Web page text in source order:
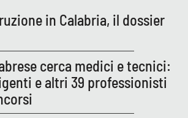
in Calabria, il dossier
cerca medici e tecnici:
e altri 39 professionisti